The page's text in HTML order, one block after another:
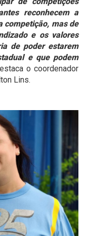
reconhecem a
competição, mas de
e os valores
de poder estarem
e que podem
o coordenador
Lins.